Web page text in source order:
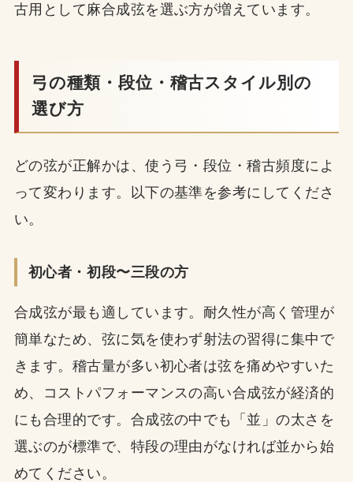
古用として麻合成弦を選ぶ方が増えています。
弓の種類・段位・稽古スタイル別の
選び方
どの弦が正解かは、使う弓・段位・稽古頻度によ
って変わります。以下の基準を参考にしてくださ
い。
初心者・初段〜三段の方
合成弦が最も適しています。耐久性が高く管理が
簡単なため、弦に気を使わず射法の習得に集中で
きます。稽古量が多い初心者は弦を痛めやすいた
め、コストパフォーマンスの高い合成弦が経済的
にも合理的です。合成弦の中でも「並」の太さを
選ぶのが標準で、特段の理由がなければ並から始
めてください。